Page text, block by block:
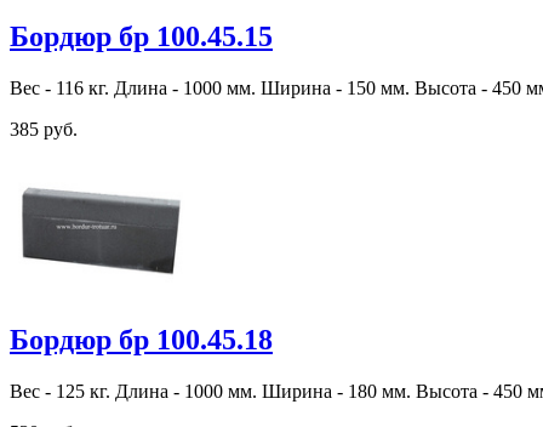
Бордюр бр 100.45.15
Вес - 116 кг. Длина - 1000 мм. Ширина - 150 мм. Высота - 450
385 руб.
Бордюр бр 100.45.18
Вес - 125 кг. Длина - 1000 мм. Ширина - 180 мм. Высота - 450